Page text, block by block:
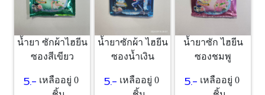
น้ำยา ซักผ้าไฮยีน
ซองสีเขียว
5.- เหลืออยู่ 0
น้ำยาซักผ้า ไฮยีน
ซองน้ำเงิน
5.- เหลืออยู่ 0
น้ำยาซัก ไฮยีน
ซองชมพู
5.- เหลืออยู่ 0